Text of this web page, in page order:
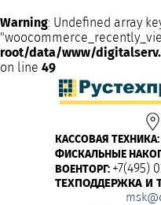
Warning: Undefined array
root/data/www/
on line 49
КАССОВАЯ ТЕХНИКА:
ФИСКАЛЬНЫЕ
ВОЕНТОРГ: +7(495)
ТЕХПОДДЕРЖКА И